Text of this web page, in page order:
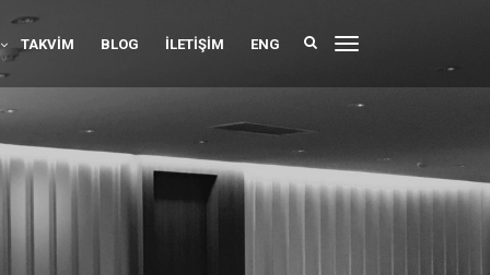
TAKVIM BLOG İLETIŞIM ENG